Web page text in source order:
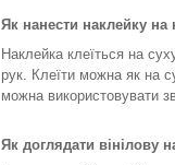
Як нанести наклейку на
Наклейка клеїться на
рук. Клеїти можна як на
можна використовувати
Як доглядати вінілову